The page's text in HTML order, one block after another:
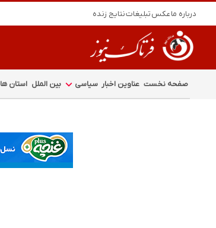
درباره ماعکستبلیغاتنتایج زنده
صفحه نخست عناوین اخبار سیاسی بین الملل استان ها